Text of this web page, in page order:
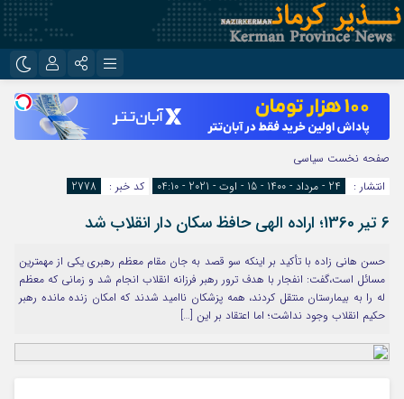
اینستاگرام
تلگرام
روبیکا
نام کاربری یا نشانی ایمیل
رمز عبور
صفحه نخست سیاسی
انتشار :
24 - مرداد - 1400 - 15 - اوت - 2021 - 04:10 کد خبر : 2778
6 تیر 1360؛ اراده الهی حافظ سکان دار انقلاب شد
حسن هانی زاده با تأکید بر اینکه سو قصد به جان مقام معظم رهبری یکی از مهمترین
مسائل است،گفت: انفجار با هدف ترور رهبر فرزانه انقلاب انجام شد و زمانی که معظم
له را به بیمارستان منتقل کردند، همه پزشکان ناامید شدند که امکان زنده مانده رهبر
حکیم انقلاب وجود نداشت؛ اما اعتقاد بر این […]